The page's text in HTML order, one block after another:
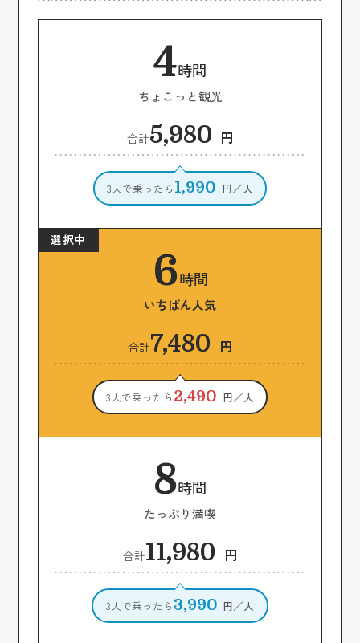
4時間
ちょこっと観光
合計5,980 円
3人で乗ったら 1,990 円／人
6時間
いちばん人気
合計7,480 円
3人で乗ったら 2,490 円／人
8時間
たっぷり満喫
合計11,980 円
3人で乗ったら 3,990 円／人